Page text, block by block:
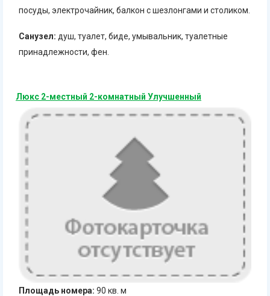
посуды, электрочайник, балкон с шезлонгами и столиком.
Санузел: душ, туалет, биде, умывальник, туалетные
принадлежности, фен.
Люкс 2-местный 2-комнатный Улучшенный
Площадь номера: 90 кв. м